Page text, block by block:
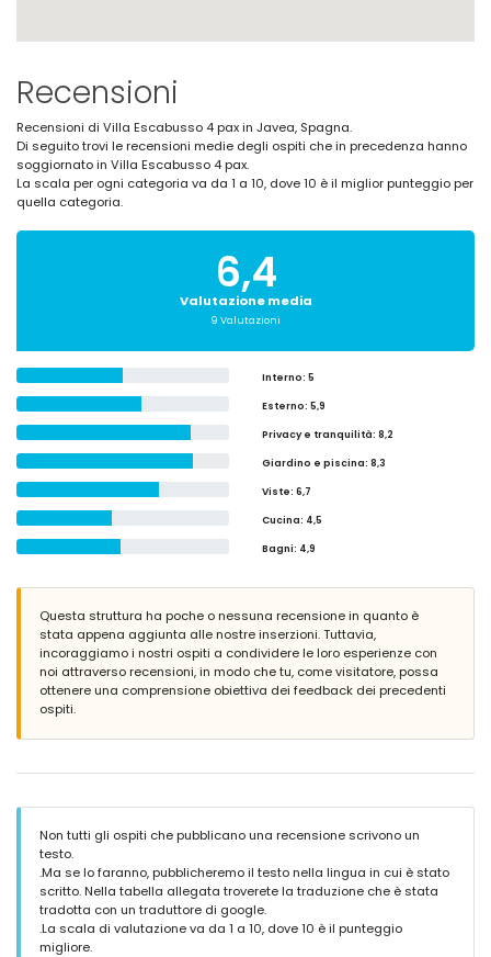
Recensioni
Recensioni di Villa Escabusso 4 pax in Javea, Spagna.
Di seguito trovi le recensioni medie degli ospiti che in precedenza hanno
soggiornato in Villa Escabusso 4 pax.
La scala per ogni categoria va da 1 a 10, dove 10 è il miglior punteggio per
quella categoria.
6,4
Valutazione media
9 Valutazioni
Interno: 5
Esterno: 5,9
Privacy e tranquilità: 8,2
Giardino e piscina: 8,3
Viste: 6,7
Cucina: 4,5
Bagni: 4,9
Questa struttura ha poche o nessuna recensione in quanto è
stata appena aggiunta alle nostre inserzioni. Tuttavia,
incoraggiamo i nostri ospiti a condividere le loro esperienze con
noi attraverso recensioni, in modo che tu, come visitatore, possa
ottenere una comprensione obiettiva dei feedback dei precedenti
ospiti.
Non tutti gli ospiti che pubblicano una recensione scrivono un
testo.
.Ma se lo faranno, pubblicheremo il testo nella lingua in cui è stato
scritto. Nella tabella allegata troverete la traduzione che è stata
tradotta con un traduttore di google.
.La scala di valutazione va da 1 a 10, dove 10 è il punteggio
migliore.